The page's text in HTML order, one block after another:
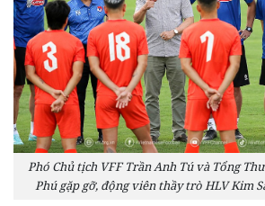
Phó Chủ tịch VFF Trần Anh Tú và Tổng
Phú gặp gỡ, động viên thầy trò HLV Kim